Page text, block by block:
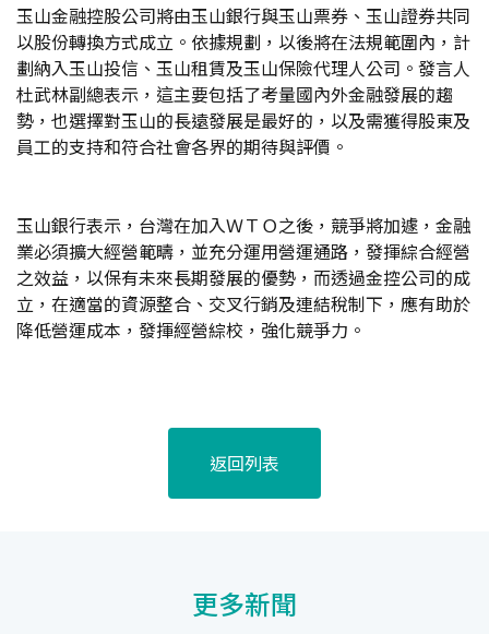
玉山金融控股公司將由玉山銀行與玉山票券、玉山證券共同
以股份轉換方式成立。依據規劃，以後將在法規範圍內，計
劃納入玉山投信、玉山租賃及玉山保險代理人公司。發言人
杜武林副總表示，這主要包括了考量國內外金融發展的趨
勢，也選擇對玉山的長遠發展是最好的，以及需獲得股東及
員工的支持和符合社會各界的期待與評價。
玉山銀行表示，台灣在加入ＷＴＯ之後，競爭將加遽，金融
業必須擴大經營範疇，並充分運用營運通路，發揮綜合經營
之效益，以保有未來長期發展的優勢，而透過金控公司的成
立，在適當的資源整合、交叉行銷及連結稅制下，應有助於
降低營運成本，發揮經營綜校，強化競爭力。
返回列表
更多新聞